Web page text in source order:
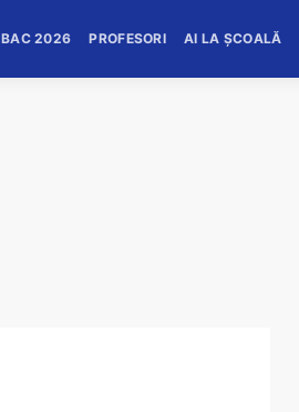
BAC 2026 PROFESORI AI LA ȘCOALĂ